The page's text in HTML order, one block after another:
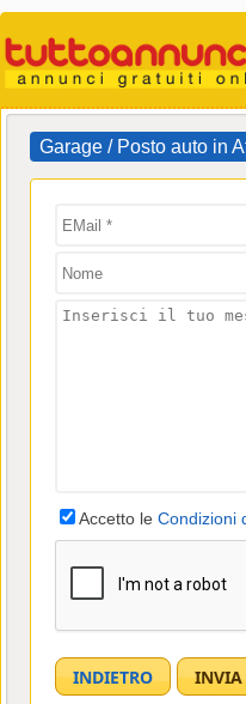
Garage / Posto auto in
Accetto le Condizioni